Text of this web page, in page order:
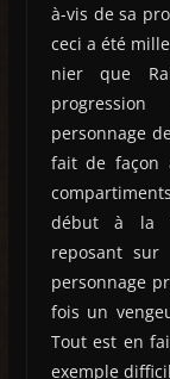
à-vis de sa
ceci a été
nier que
personnage
fait de façon
début à la
reposant sur
personnage
fois un
Tout est en
exemple